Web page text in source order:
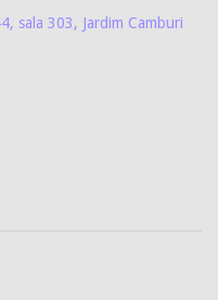
sala 303, Jardim Camburi